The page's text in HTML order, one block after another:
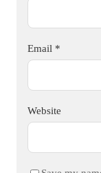
Email *
Website